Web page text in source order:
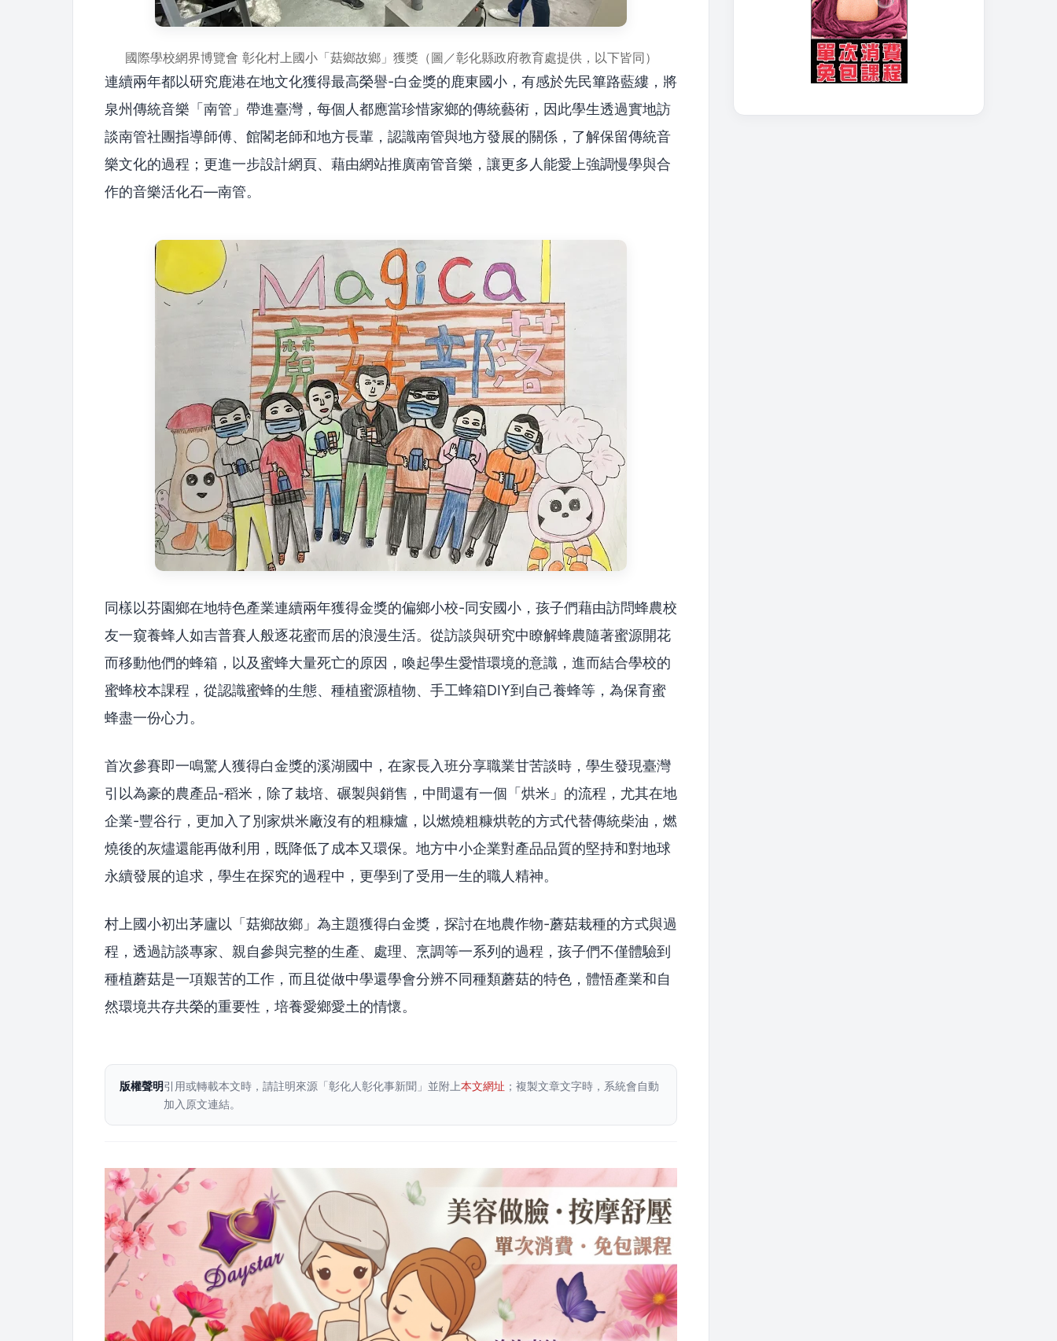
國際學校網界博覽會 彰化村上國小「菇鄉故鄉」獲獎（圖／彰化縣政府教育處提供，以下皆同）
連續兩年都以研究鹿港在地文化獲得最高榮譽-白金獎的鹿東國小，有感於先民篳路藍縷，將
泉州傳統音樂「南管」帶進臺灣，每個人都應當珍惜家鄉的傳統藝術，因此學生透過實地訪
談南管社團指導師傅、館閣老師和地方長輩，認識南管與地方發展的關係，了解保留傳統音
樂文化的過程；更進一步設計網頁、藉由網站推廣南管音樂，讓更多人能愛上強調慢學與合
作的音樂活化石—南管。
同樣以芬園鄉在地特色產業連續兩年獲得金獎的偏鄉小校-同安國小，孩子們藉由訪問蜂農校
友一窺養蜂人如吉普賽人般逐花蜜而居的浪漫生活。從訪談與研究中瞭解蜂農隨著蜜源開花
而移動他們的蜂箱，以及蜜蜂大量死亡的原因，喚起學生愛惜環境的意識，進而結合學校的
蜜蜂校本課程，從認識蜜蜂的生態、種植蜜源植物、手工蜂箱DIY到自己養蜂等，為保育蜜
蜂盡一份心力。
首次參賽即一鳴驚人獲得白金獎的溪湖國中，在家長入班分享職業甘苦談時，學生發現臺灣
引以為豪的農產品-稻米，除了栽培、碾製與銷售，中間還有一個「烘米」的流程，尤其在地
企業-豐谷行，更加入了別家烘米廠沒有的粗糠爐，以燃燒粗糠烘乾的方式代替傳統柴油，燃
燒後的灰燼還能再做利用，既降低了成本又環保。地方中小企業對產品品質的堅持和對地球
永續發展的追求，學生在探究的過程中，更學到了受用一生的職人精神。
村上國小初出茅廬以「菇鄉故鄉」為主題獲得白金獎，探討在地農作物-蘑菇栽種的方式與過
程，透過訪談專家、親自參與完整的生產、處理、烹調等一系列的過程，孩子們不僅體驗到
種植蘑菇是一項艱苦的工作，而且從做中學還學會分辨不同種類蘑菇的特色，體悟產業和自
然環境共存共榮的重要性，培養愛鄉愛土的情懷。
版權聲明引用或轉載本文時，請註明來源「彰化人彰化事新聞」並附上本文網址 ；複製文章文字時，系統會自動
加入原文連結。